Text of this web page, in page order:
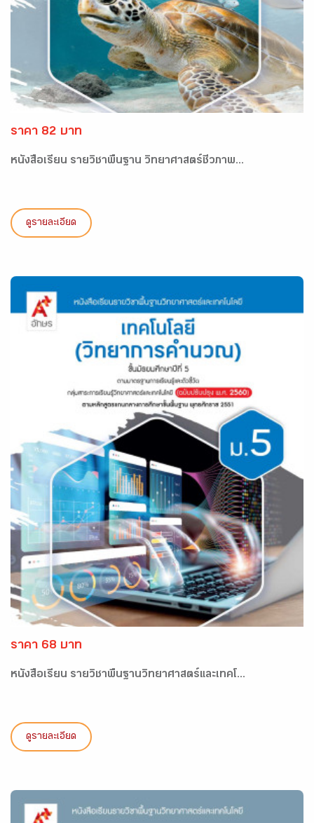
ราคา 82 บาท
หนังสือเรียน รายวิชาพื้นฐาน วิทยาศาสตร์ชีวภาพ...
ดูรายละเอียด
ราคา 68 บาท
หนังสือเรียน รายวิชาพื้นฐานวิทยาศาสตร์และเทคโ...
ดูรายละเอียด